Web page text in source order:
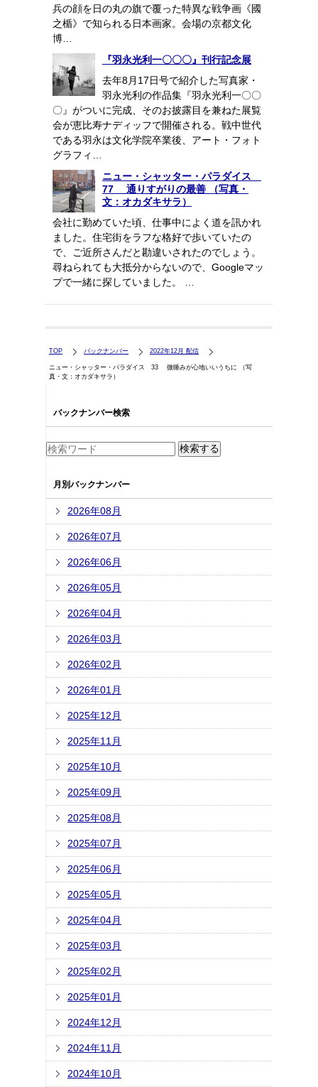
兵の顔を日の丸の旗で覆った特異な戦争画《國
之楯》で知られる日本画家。会場の京都文化
博…
『羽永光利一〇〇〇』刊行記念展
去年8月17日号で紹介した写真家・
羽永光利の作品集『羽永光利一〇〇
〇』がついに完成、そのお披露目を兼ねた展覧
会が恵比寿ナディッフで開催される。戦中世代
である羽永は文化学院卒業後、アート・フォト
グラフィ…
ニュー・シャッター・パラダイス
77 通りすがりの最善 （写真・
文：オカダキサラ）
会社に勤めていた頃、仕事中によく道を訊かれ
ました。住宅街をラフな格好で歩いていたの
で、ご近所さんだと勘違いされたのでしょう。
尋ねられても大抵分からないので、Googleマッ
プで一緒に探していました。 …
TOP バックナンバー 2022年12月 配信
ニュー・シャッター・パラダイス 33 微睡みが心地いいうちに （写
真・文：オカダキサラ）
バックナンバー検索
月別バックナンバー
2026年08月
2026年07月
2026年06月
2026年05月
2026年04月
2026年03月
2026年02月
2026年01月
2025年12月
2025年11月
2025年10月
2025年09月
2025年08月
2025年07月
2025年06月
2025年05月
2025年04月
2025年03月
2025年02月
2025年01月
2024年12月
2024年11月
2024年10月